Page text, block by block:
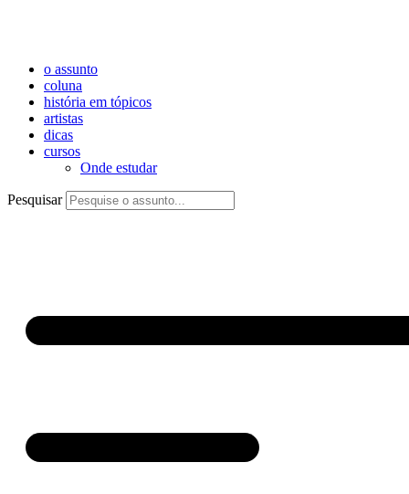
o assunto
coluna
história em tópicos
artistas
dicas
cursos
Onde estudar
Pesquisar